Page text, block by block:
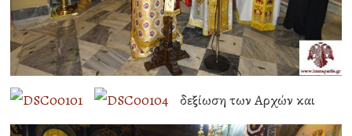
δεξίωση των Αρχών και